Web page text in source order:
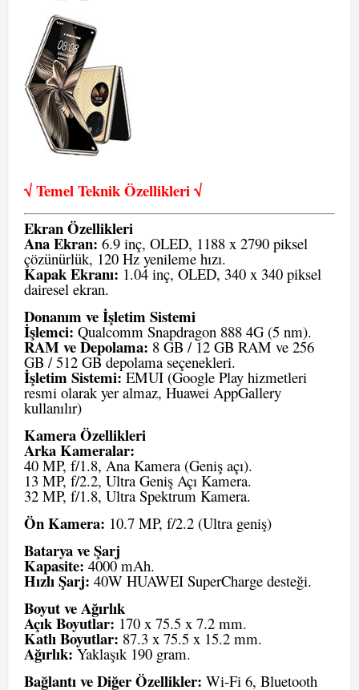
√ Temel Teknik Özellikleri √
Ekran Özellikleri
Ana Ekran: 6.9 inç, OLED, 1188 x 2790 piksel
çözünürlük, 120 Hz yenileme hızı.
Kapak Ekranı: 1.04 inç, OLED, 340 x 340 piksel
dairesel ekran.
Donanım ve İşletim Sistemi
İşlemci: Qualcomm Snapdragon 888 4G (5 nm).
RAM ve Depolama: 8 GB / 12 GB RAM ve 256
GB / 512 GB depolama seçenekleri.
İşletim Sistemi:EMUI (Google Play hizmetleri
resmi olarak yer almaz, Huawei AppGallery
kullanılır)
Kamera Özellikleri
Arka Kameralar:
40 MP, f/1.8, Ana Kamera (Geniş açı).
13 MP, f/2.2, Ultra Geniş Açı Kamera.
32 MP, f/1.8, Ultra Spektrum Kamera.
Ön Kamera: 10.7 MP, f/2.2 (Ultra geniş)
Batarya ve Şarj
Kapasite: 4000 mAh.
Hızlı Şarj: 40W HUAWEI SuperCharge desteği.
Boyut ve Ağırlık
Açık Boyutlar: 170 x 75.5 x 7.2 mm.
Katlı Boyutlar: 87.3 x 75.5 x 15.2 mm.
Ağırlık: Yaklaşık 190 gram.
Bağlantı ve Diğer Özellikler: Wi-Fi 6, Bluetooth